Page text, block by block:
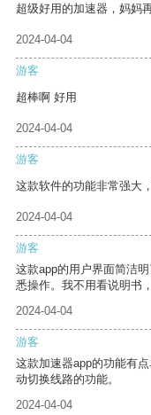
超级好用的加速器，妈妈
2024-04-04
游客
超棒啊 好用
2024-04-04
游客
这款软件的功能非常强大
2024-04-04
游客
这款app的用户界面简洁
悉操作。我不用看说明书
2024-04-04
游客
这款加速器app的功能有
动切换线路的功能。
2024-04-04